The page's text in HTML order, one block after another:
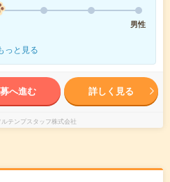
男性
っと見る
へ進む 詳しく見る
テンプスタッフ株式会社